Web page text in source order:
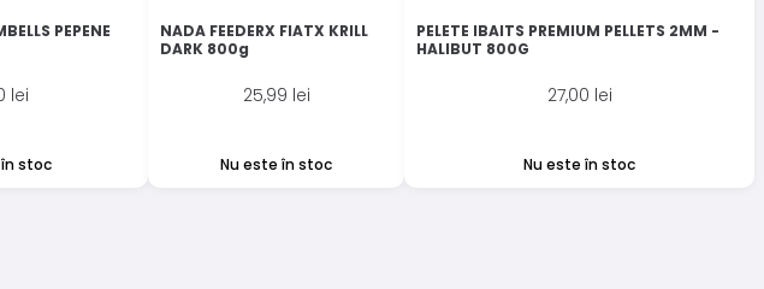
PEPENE
lei
stoc
NADA FEEDERX FIATX KRILL
DARK 800g
25,99 lei
Nu este în stoc
PELETE IBAITS PREMIUM PELLETS 2MM -
HALIBUT 800G
27,00 lei
Nu este în stoc